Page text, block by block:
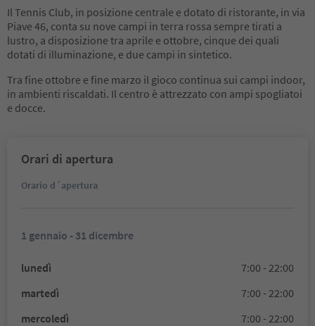
Il Tennis Club, in posizione centrale e dotato di ristorante, in via
Piave 46, conta su nove campi in terra rossa sempre tirati a
lustro, a disposizione tra aprile e ottobre, cinque dei quali
dotati di illuminazione, e due campi in sintetico.
Tra fine ottobre e fine marzo il gioco continua sui campi indoor,
in ambienti riscaldati. Il centro è attrezzato con ampi spogliatoi
e docce.
Orari di apertura
Orario d´apertura
1 gennaio - 31 dicembre
lunedì
7:00 - 22:00
martedì
7:00 - 22:00
mercoledì
7:00 - 22:00